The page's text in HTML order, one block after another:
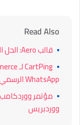
Read Also
▪ قالب Aero: الحل الأمثل لشركات التكييف والصيانة الصناعية
▪
WhatsApp الرسمي
▪
ووردبريس